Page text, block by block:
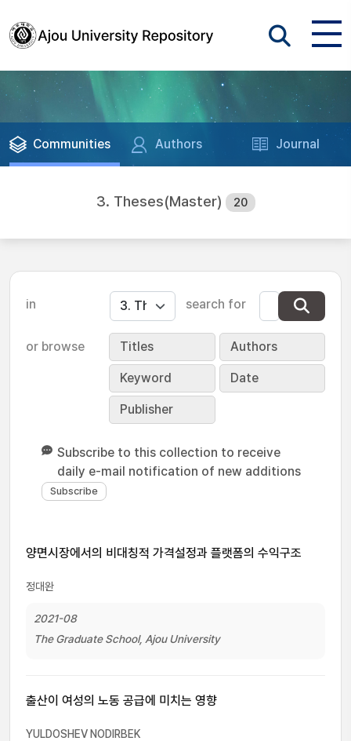
Communities Authors Journal
3. Theses(Master) 20
in search for
or browse Titles Authors
Keyword Date
Publisher
Subscribe to this collection to receive
daily e-mail notification of new additions
양면시장에서의 비대칭적 가격설정과 플랫폼의 수익구조
정대완
2021-08
The Graduate School, Ajou University
출산이 여성의 노동 공급에 미치는 영향
YULDOSHEV NODIRBEK